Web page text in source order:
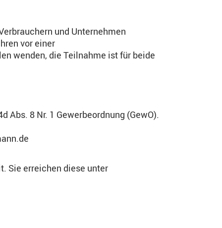
und Unternehmen
vor einer
wenden, die Teilnahme ist für beide
8 Nr. 1 Gewerbeordnung (GewO).
Sie erreichen diese unter